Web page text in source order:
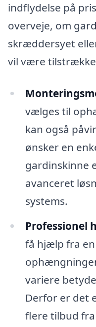
indflydelse på
overveje, om
skræddersyet
vil være
vælges til
kan også
ønsker en
gardinskinne
avanceret
systems.
Professionel
få hjælp fra
variere
Derfor er det
flere tilbud